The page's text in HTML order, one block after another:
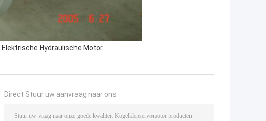
Elektrische Hydraulische Motor
Direct Stuur uw aanvraag naar ons